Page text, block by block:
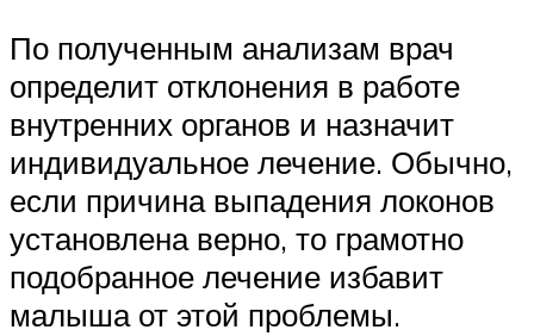
По полученным анализам врач
определит отклонения в работе
внутренних органов и назначит
индивидуальное лечение. Обычно,
если причина выпадения локонов
установлена верно, то грамотно
подобранное лечение избавит
малыша от этой проблемы.